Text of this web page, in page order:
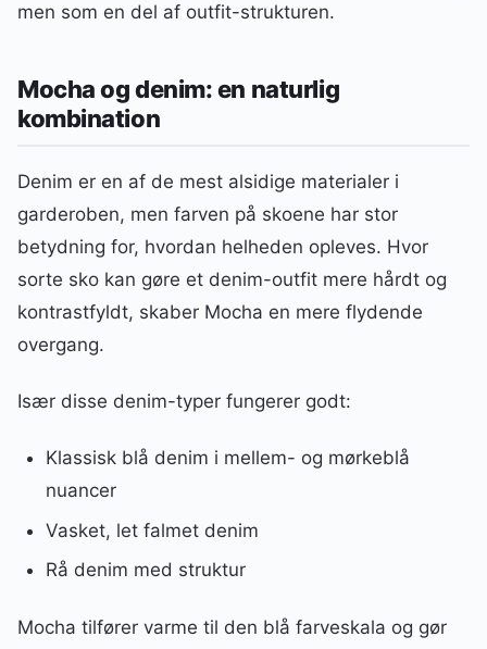
men som en del af outfit-strukturen.
Mocha og denim: en naturlig
kombination
Denim er en af de mest alsidige materialer i
garderoben, men farven på skoene har stor
betydning for, hvordan helheden opleves. Hvor
sorte sko kan gøre et denim-outfit mere hårdt og
kontrastfyldt, skaber Mocha en mere flydende
overgang.
Især disse denim-typer fungerer godt:
Klassisk blå denim i mellem- og mørkeblå
nuancer
Vasket, let falmet denim
Rå denim med struktur
Mocha tilfører varme til den blå farveskala og gør